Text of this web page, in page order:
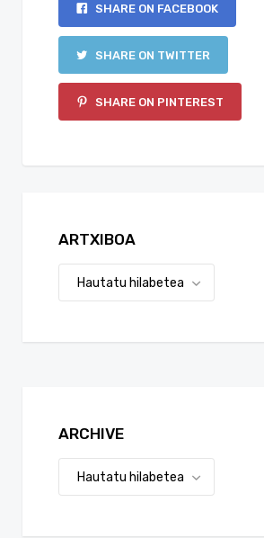
SHARE ON FACEBOOK
SHARE ON TWITTER
SHARE ON PINTEREST
ARTXIBOA
ARCHIVE